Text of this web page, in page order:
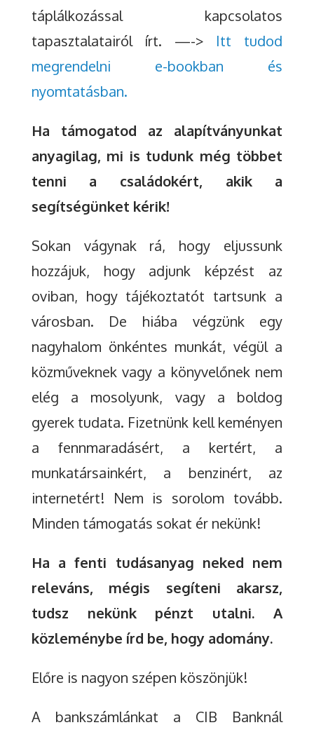
táplálkozással kapcsolatos
tapasztalatairól írt. —-> Itt tudod
megrendelni e-bookban és
nyomtatásban.
Ha támogatod az alapítványunkat
anyagilag, mi is tudunk még többet
tenni a családokért, akik a
segítségünket kérik!
Sokan vágynak rá, hogy eljussunk
hozzájuk, hogy adjunk képzést az
oviban, hogy tájékoztatót tartsunk a
városban. De hiába végzünk egy
nagyhalom önkéntes munkát, végül a
közműveknek vagy a könyvelőnek nem
elég a mosolyunk, vagy a boldog
gyerek tudata. Fizetnünk kell keményen
a fennmaradásért, a kertért, a
munkatársainkért, a benzinért, az
internetért! Nem is sorolom tovább.
Minden támogatás sokat ér nekünk!
Ha a fenti tudásanyag neked nem
releváns, mégis segíteni akarsz,
tudsz nekünk pénzt utalni. A
közleménybe írd be, hogy adomány.
Előre is nagyon szépen köszönjük!
A bankszámlánkat a CIB Banknál